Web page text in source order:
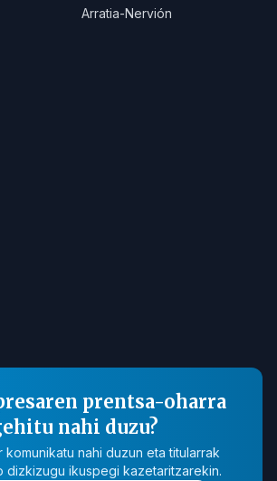
Arratia-Nervión
prentsa-oharra
nahi duzu?
komunikatu nahi duzun eta titularrak
dizkizugu ikuspegi kazetaritzarekin.